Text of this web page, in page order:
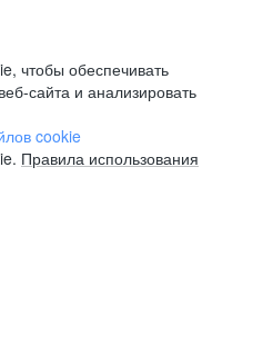
чтобы обеспечивать
сайта и анализировать
cookie
Правила использования